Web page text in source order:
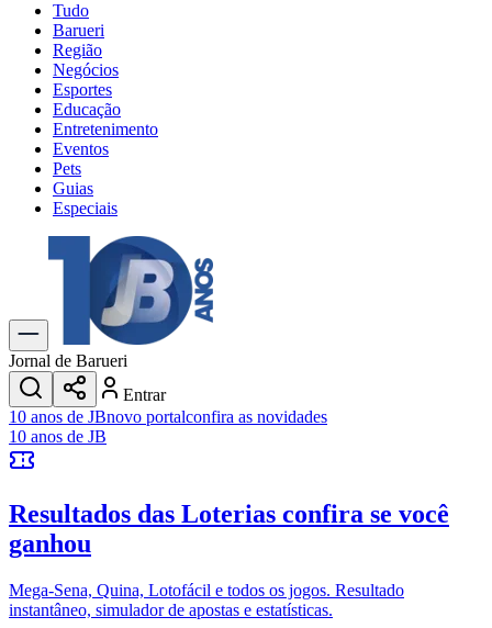
Tudo
Barueri
Região
Negócios
Esportes
Educação
Entretenimento
Eventos
Pets
Guias
Especiais
Explore Tudo
Últimas Notícias
Previsão do Tempo
Trânsito e Rotas
Dia a Dia & Lazer
Transportes
Gastronomia
Cinema & Shows
JogosNovo
Anuncie no Portal
Cadastrar Empresa
Divulgar Vagas
Política
Jornal de Barueri
Entrar
10 anos de JBnovo portalconfira as novidades
10 anos de JB
Resultados das Loterias confira se você
ganhou
Mega-Sena, Quina, Lotofácil e todos os jogos. Resultado
instantâneo, simulador de apostas e estatísticas.